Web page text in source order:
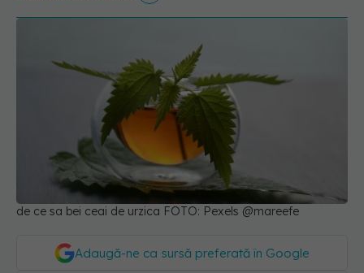
de ce sa bei ceai de urzica FOTO: Pexels @mareefe
Adaugă-ne ca sursă preferată în Google